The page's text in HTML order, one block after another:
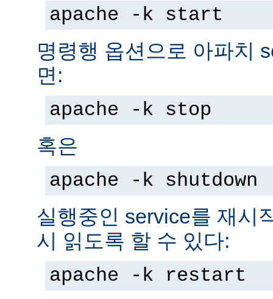
apache -k start
명령행 옵션으로 아파치
면:
apache -k stop
혹은
apache -k shutdown
실행중인 service를 재시
시 읽도록 할 수 있다:
apache -k restart